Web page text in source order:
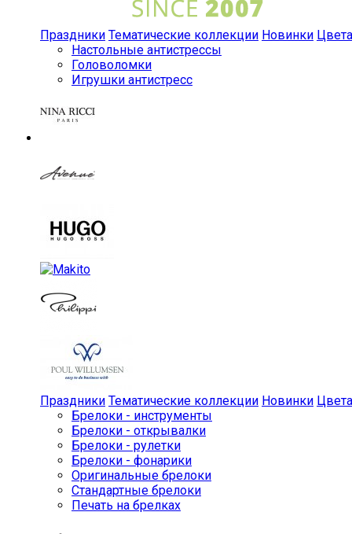
Праздники Тематические коллекции Новинки Цвета
Настольные антистрессы
Головоломки
Игрушки антистресс
Праздники Тематические коллекции Новинки Цвета
Брелоки - инструменты
Брелоки - открывалки
Брелоки - рулетки
Брелоки - фонарики
Оригинальные брелоки
Стандартные брелоки
Печать на брелках